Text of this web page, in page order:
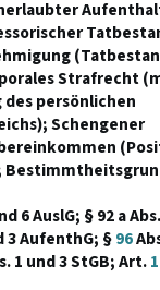
Strafrecht
persönlichen
Schengener
6 AuslG; § 92 a
3 AufenthG; §96
1 und 3 StGB; Art.